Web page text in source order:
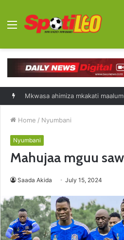
Menu
Diego Forlan kocha mpya
Home / Nyumbani
Nyumbani
Mahujaa mguu
Saada Akida July 15, 2024